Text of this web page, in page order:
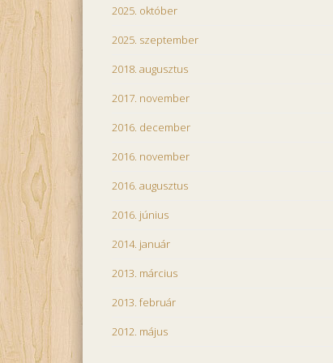
2025. október
2025. szeptember
2018. augusztus
2017. november
2016. december
2016. november
2016. augusztus
2016. június
2014. január
2013. március
2013. február
2012. május